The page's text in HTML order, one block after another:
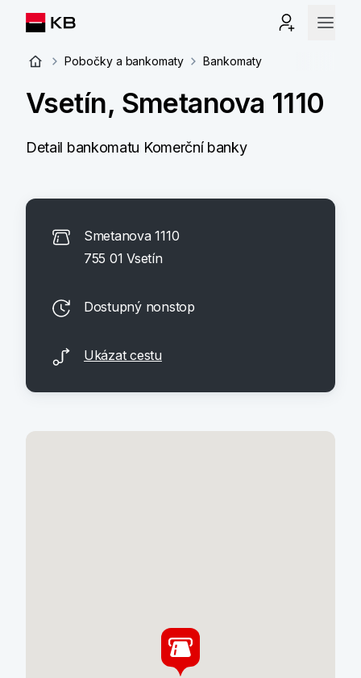
Pobočky a bankomaty Bankomaty
Vsetín, Smetanova 1110
Detail bankomatu Komerční banky
Smetanova 1110
755 01 Vsetín
Dostupný nonstop
Ukázat cestu